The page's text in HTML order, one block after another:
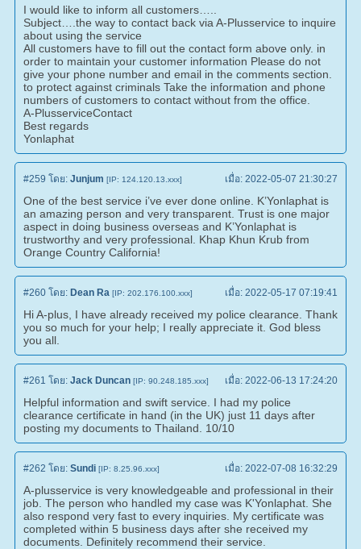
I would like to inform all customers…..
Subject….the way to contact back via A-Plusservice to inquire
about using the service
All customers have to fill out the contact form above only. in
order to maintain your customer information Please do not
give your phone number and email in the comments section.
to protect against criminals Take the information and phone
numbers of customers to contact without from the office.
A-PlusserviceContact
Best regards
Yonlaphat
#259 โดย: Junjum [IP: 124.120.13.xxx] เมื่อ: 2022-05-07 21:30:27
One of the best service i’ve ever done online. K’Yonlaphat is
an amazing person and very transparent. Trust is one major
aspect in doing business overseas and K’Yonlaphat is
trustworthy and very professional. Khap Khun Krub from
Orange Country California!
#260โดย: Dean Ra [IP: 202.176.100.xxx] เมื่อ: 2022-05-17 07:19:41
Hi A-plus, I have already received my police clearance. Thank
you so much for your help; I really appreciate it. God bless
you all.
#261 โดย: Jack Duncan [IP: 90.248.185.xxx] เมื่อ: 2022-06-13 17:24:20
Helpful information and swift service. I had my police
clearance certificate in hand (in the UK) just 11 days after
posting my documents to Thailand. 10/10
#262 โดย: Sundi [IP: 8.25.96.xxx] เมื่อ: 2022-07-08 16:32:29
A-plusservice is very knowledgeable and professional in their
job. The person who handled my case was K'Yonlaphat. She
also respond very fast to every inquiries. My certificate was
completed within 5 business days after she received my
documents. Definitely recommend their service.